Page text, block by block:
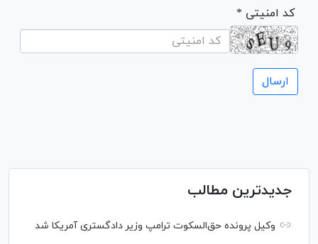
* کد امنیتی
جدیدترین مطالب
وکیل پرونده حق‌السکوت ترامپ وزیر دادگستری آمریکا شد